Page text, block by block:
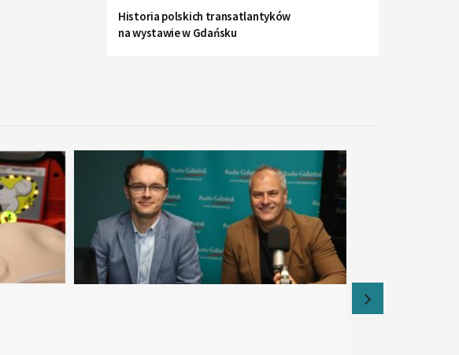
Historia polskich transatlantyków
na wystawie w Gdańsku